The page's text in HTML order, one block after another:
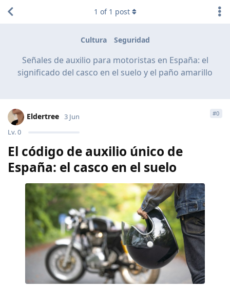
Cultura Seguridad
Señales de auxilio para motoristas en España: el
significado del casco en el suelo y el paño amarillo
1 of 1 post
Eldertree
Lv.0
3 Jun #0
El código de auxilio único de
España: el casco en el suelo